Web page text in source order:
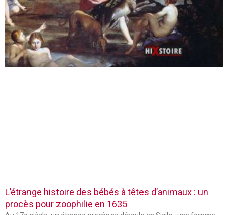
L’étrange histoire des bébés à têtes d’animaux : un
procès pour zoophilie en 1635